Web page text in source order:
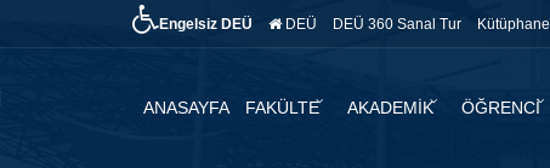
Engelsiz DEÜ DEÜ DEÜ 360 Sanal Tur Kütüphane
ANASAYFA FAKÜLTE AKADEMİK ÖĞRENCİ